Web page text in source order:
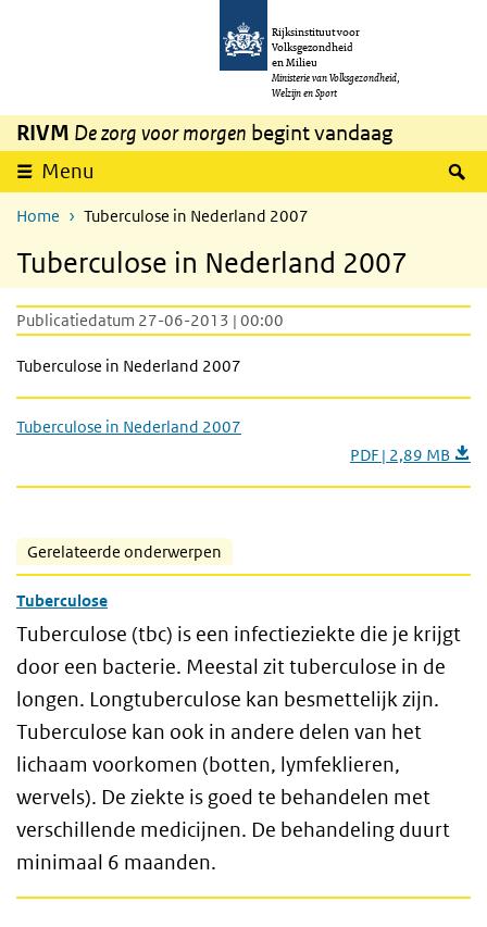
Overslaan en naar de inhoud gaan
Rijksinstituut voor
Volksgezondheid
en Milieu
Ministerie van Volksgezondheid,
Welzijn en Sport
RIVM De zorg voor morgen begint vandaag
Menu
Home Tuberculose in Nederland 2007
Tuberculose in Nederland 2007
Publicatiedatum 27-06-2013 | 00:00
Tuberculose in Nederland 2007
Tuberculose in Nederland 2007
PDF | 2,89 MB
Gerelateerde onderwerpen
Tuberculose
Tuberculose (tbc) is een infectieziekte die je krijgt
door een bacterie. Meestal zit tuberculose in de
longen. Longtuberculose kan besmettelijk zijn.
Tuberculose kan ook in andere delen van het
lichaam voorkomen (botten, lymfeklieren,
wervels). De ziekte is goed te behandelen met
verschillende medicijnen. De behandeling duurt
minimaal 6 maanden.